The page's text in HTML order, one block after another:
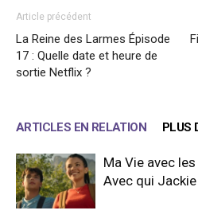
Article précédent
La Reine des Larmes Épisode
17 : Quelle date et heure de
sortie Netflix ?
ARTICLES EN RELATION PLUS
Ma Vie avec
Avec qui